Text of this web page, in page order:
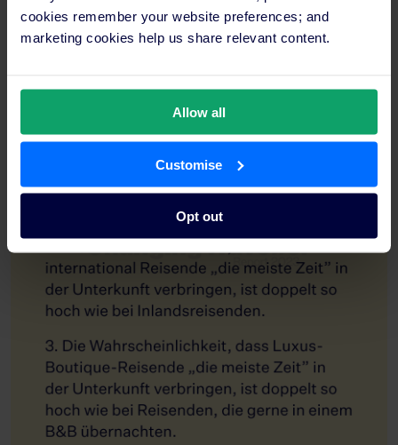
cookies remember your website preferences; and
marketing cookies help us share relevant content.
Allow all
Customise
Opt out